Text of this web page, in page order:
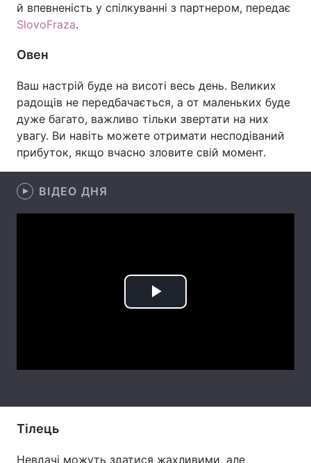
Спорт Наука
Здоров'я Туризм
Цікавинки Погода
Лонгріди
Вакансії
й впевненість у спілкуванні з партнером, передає
SlovoFraza.
Овен
Ваш настрій буде на висоті весь день. Великих
радощів не передбачається, а от маленьких буде
дуже багато, важливо тільки звертати на них
увагу. Ви навіть можете отримати несподіваний
прибуток, якщо вчасно зловите свій момент.
ВІДЕО ДНЯ
Play
Тілець
Невдачі можуть здатися жахливими, але